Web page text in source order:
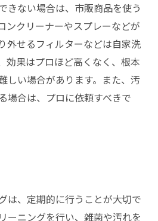
きない場合は、市販商品を使う
ンクリーナーやスプレーなどが
外せるフィルターなどは自家洗
効果はプロほど高くなく、根本
しい場合があります。また、汚
場合は、プロに依頼すべきで
は、定期的に行うことが大切で
ーニングを行い、雑菌や汚れを